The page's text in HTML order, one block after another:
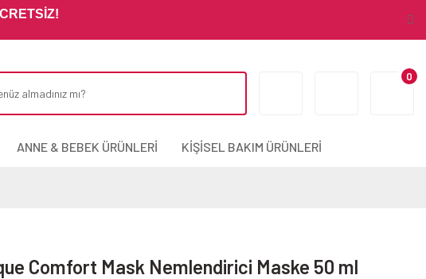
0
ANNE & BEBEK ÜRÜNLERİ KİŞİSEL BAKIM ÜRÜNLERİ
Comfort Mask Nemlendirici Maske 50 ml